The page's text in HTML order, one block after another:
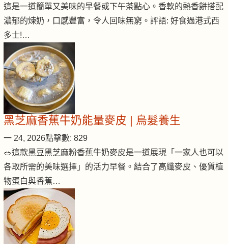
這是一道簡單又美味的早餐或下午茶點心。香軟的熱香餅搭配
濃郁的煉奶，口感豐富，令人回味無窮。評語: 好食過港式西
多士!…
黑芝麻香蕉牛奶能量麥皮 | 烏髮養生
一 24, 2026點擊數: 829
🥗這款黑豆黑芝麻粉香蕉牛奶麥皮是一道展現「一家人也可以
各取所需的美味選擇」的活力早餐。結合了高纖麥皮、優質植
物蛋白與香蕉…